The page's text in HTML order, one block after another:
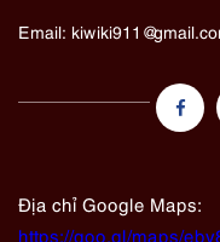
Email:
Địa chỉ Google Maps:
https://goo.gl/maps/